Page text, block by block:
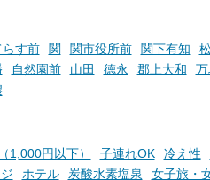
軽に楽し
う”おふろ
に。
す前 関 関市役所前 関下有知
自然園前 山田 徳永 郡上大和
1,000円以下） 子連れOK 冷え性
ホテル 炭酸水素塩泉 女子旅・